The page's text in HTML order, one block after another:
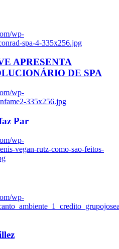
wp-
spa-4-335x256.jpg
APRESENTA
DE SPA
wp-
335x256.jpg
Par
wp-
vegan-rutz-como-sao-feitos-
wp-